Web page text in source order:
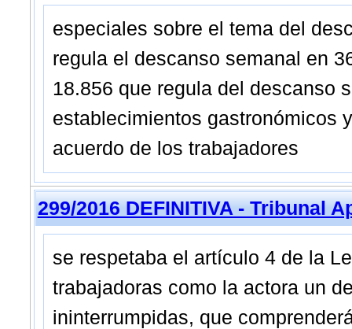
especiales sobre el tema del
regula el descanso semanal en
18.856 que regula del descanso
establecimientos gastronómicos
acuerdo de los trabajadores
299/2016 DEFINITIVA - Tribunal
se respetaba el artículo 4 de la
trabajadoras como la actora un
ininterrumpidas, que